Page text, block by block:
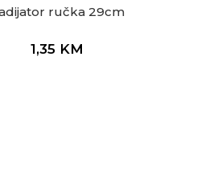
ručka 29cm
1,35 KM